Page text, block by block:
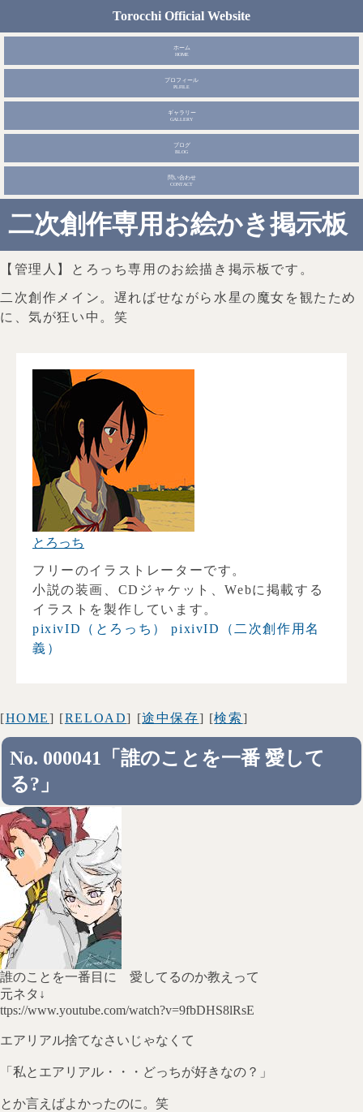
Torocchi Official Website
ホーム
HOME
プロフィール
PLFILE
ギャラリー
GALLERY
ブログ
BLOG
問い合わせ
CONTACT
二次創作専用お絵かき掲示板
【管理人】とろっち専用のお絵描き掲示板です。
二次創作メイン。遅ればせながら水星の魔女を観たため
に、気が狂い中。笑
とろっち
フリーのイラストレーターです。
小説の装画、CDジャケット、Webに掲載する
イラストを製作しています。
pixivID（とろっち）
pixivID（二次創作用名
義）
[HOME] [RELOAD] [途中保存] [検索]
No. 000041「誰のことを一番 愛して
る?」
誰のことを一番目に 愛してるのか教えって
元ネタ↓
ttps://www.youtube.com/watch?v=9fbDHS8lRsE
エアリアル捨てなさいじゃなくて
「私とエアリアル・・・どっちが好きなの？」
とか言えばよかったのに。笑